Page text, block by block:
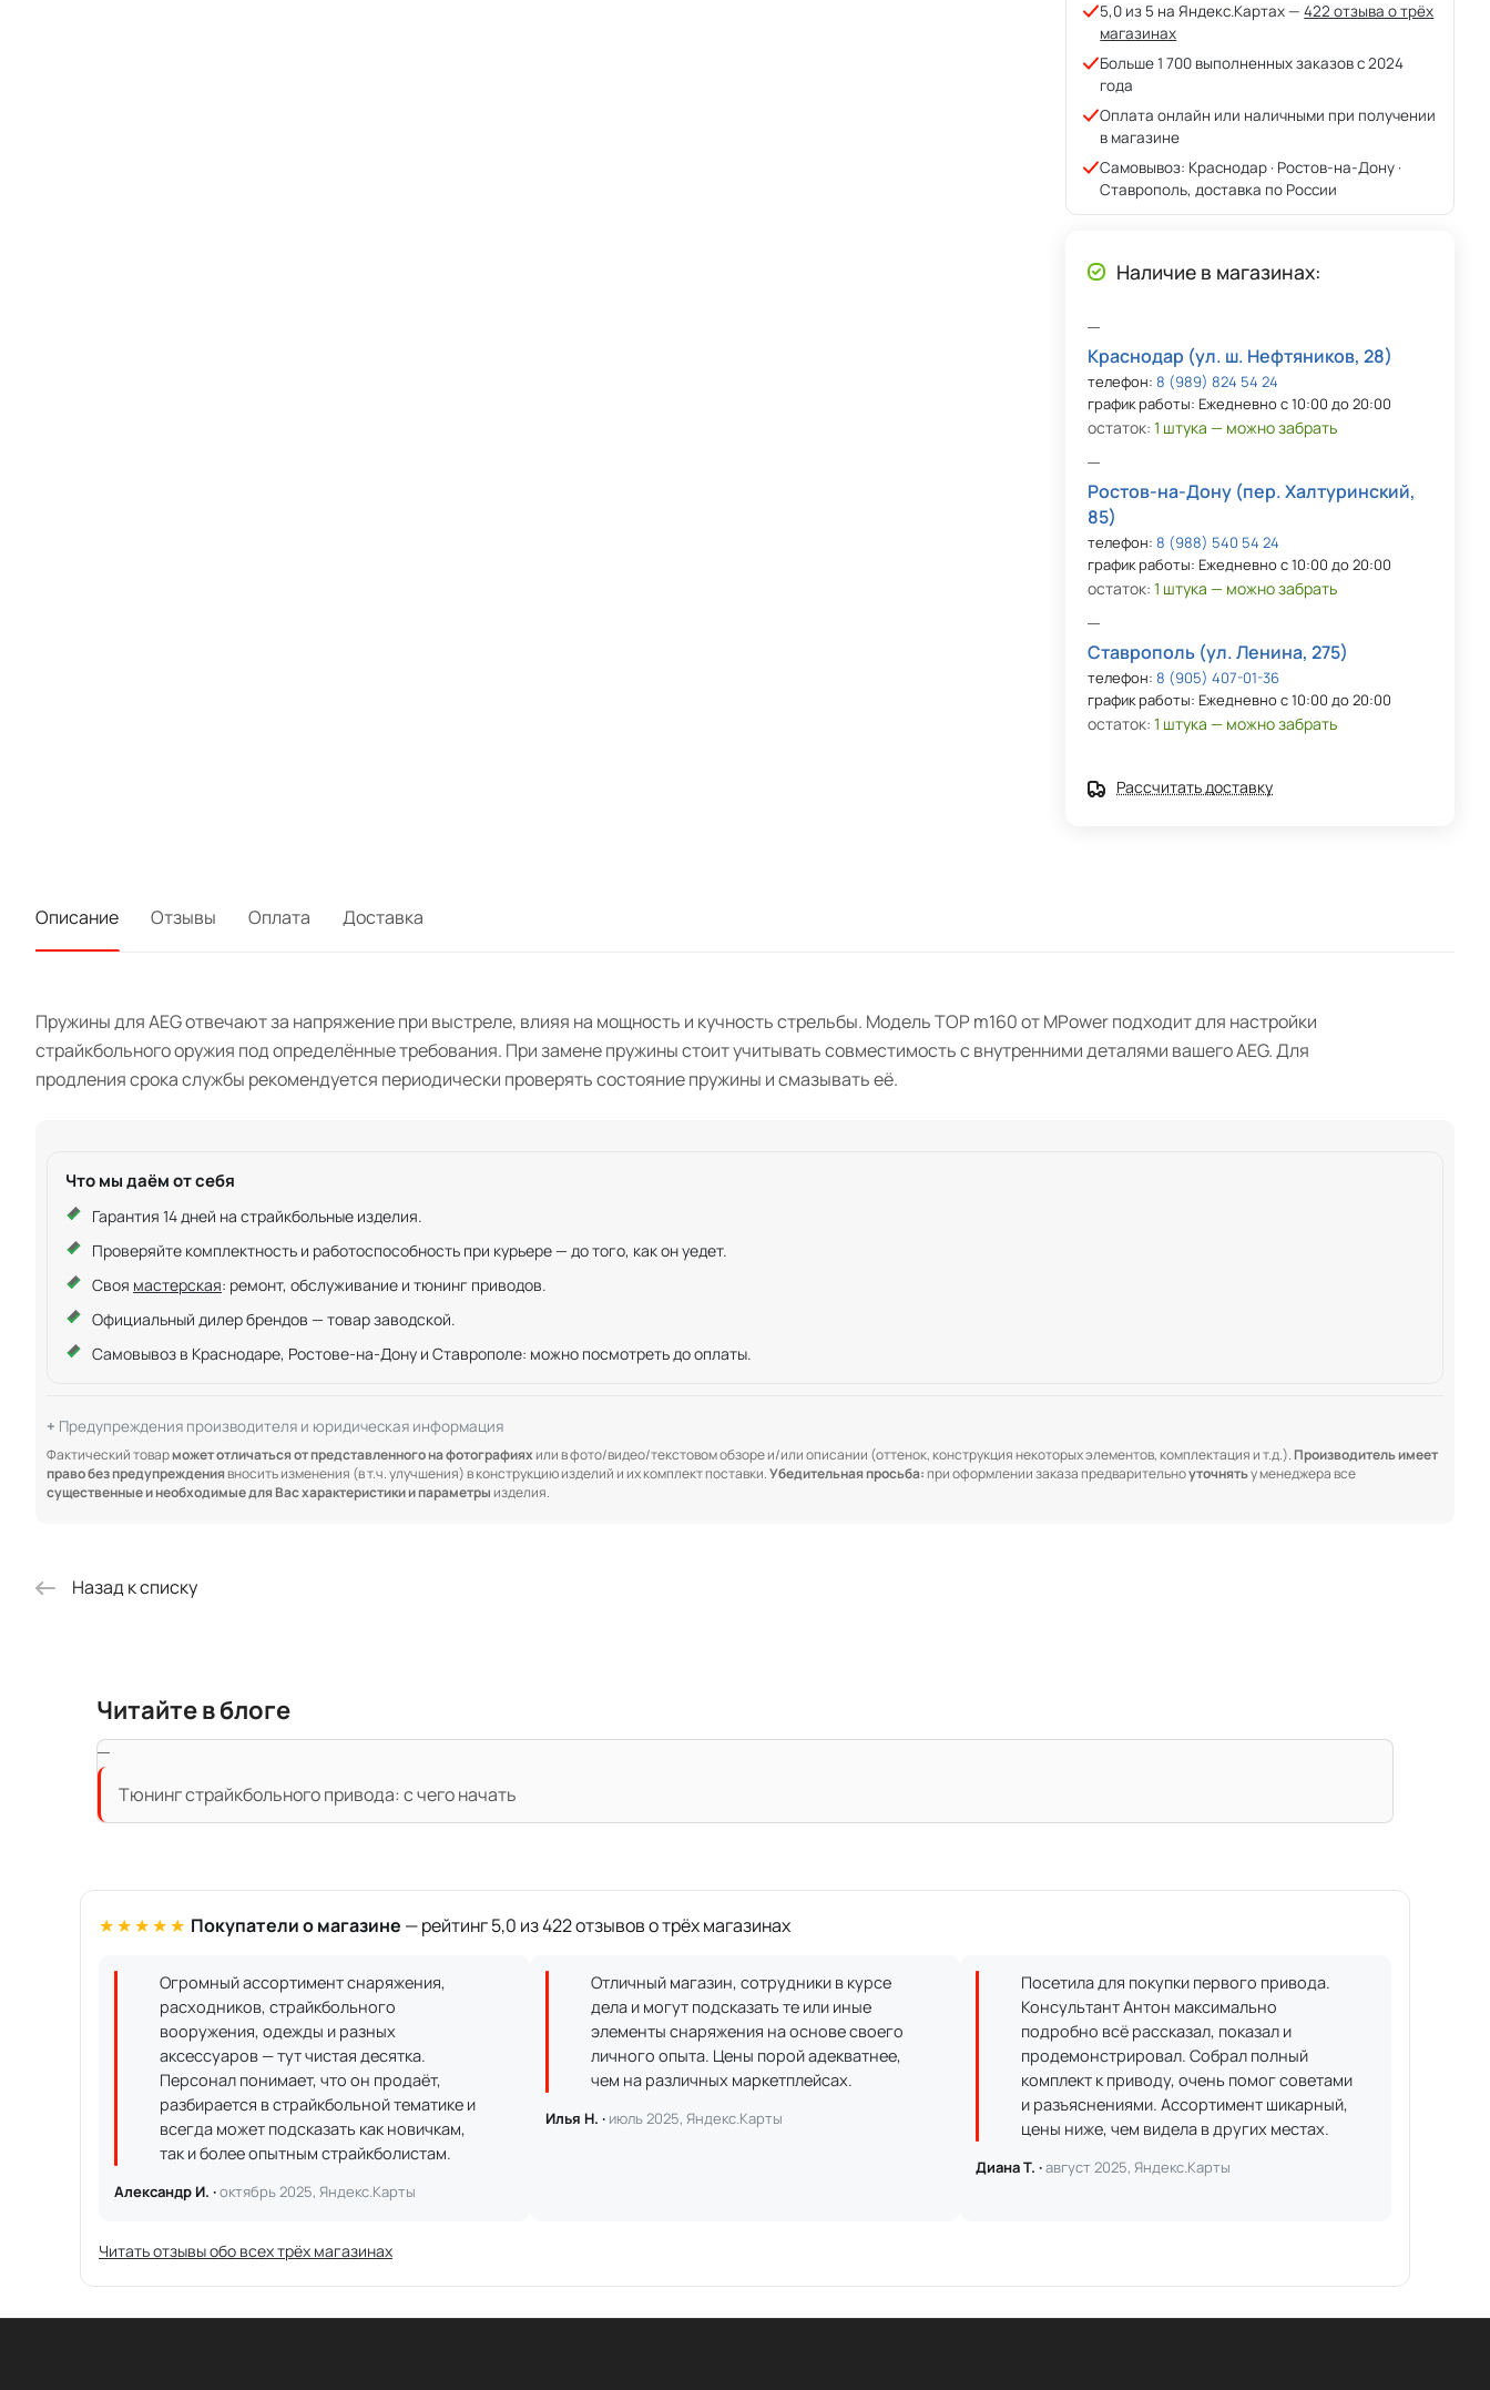
5,0 из 5 на Яндекс.Картах —422 отзыва о трёх
магазинах
Больше 1 700 выполненных заказов с 2024
года
Оплата онлайн или наличными при получении
в магазине
Самовывоз: Краснодар · Ростов-на-Дону ·
Ставрополь, доставка по России
Наличие в магазинах:
Краснодар (ул. ш. Нефтяников, 28)
телефон:8 (989) 824 54 24
график работы: Ежедневно с 10:00 до 20:00
остаток:1 штука — можно забрать
Ростов-на-Дону (пер. Халтуринский,
85)
телефон:8 (988) 540 54 24
график работы: Ежедневно с 10:00 до 20:00
остаток:1 штука — можно забрать
Ставрополь (ул. Ленина, 275)
телефон:8 (905) 407-01-36
график работы: Ежедневно с 10:00 до 20:00
остаток:1 штука — можно забрать
Рассчитать доставку
Описание Отзывы Оплата Доставка
Пружины для AEG отвечают за напряжение при выстреле, влияя на мощность и кучность стрельбы. Модель TOP m160 от MPower подходит для настройки
страйкбольного оружия под определённые требования. При замене пружины стоит учитывать совместимость с внутренними деталями вашего AEG. Для
продления срока службы рекомендуется периодически проверять состояние пружины и смазывать её.
Что мы даём от себя
Гарантия 14 дней на страйкбольные изделия.
Проверяйте комплектность и работоспособность при курьере — до того, как он уедет.
Своя мастерская: ремонт, обслуживание и тюнинг приводов.
Официальный дилер брендов — товар заводской.
Самовывоз в Краснодаре, Ростове-на-Дону и Ставрополе: можно посмотреть до оплаты.
Предупреждения производителя и юридическая информация
Фактический товарможет отличаться от представленного на фотографияхили в фото/видео/текстовом обзоре и/или описании (оттенок, конструкция некоторых элементов, комплектация и т.д.). Производитель имеет
право без предупреждениявносить изменения (в т.ч. улучшения) в конструкцию изделий и их комплект поставки.Убедительная просьба:при оформлении заказа предварительноуточнятьу менеджера все
существенные и необходимые для Вас характеристики и параметрыизделия.
Назад к списку
Читайте в блоге
Тюнинг страйкбольного привода: с чего начать
★★★★★ Покупатели о магазине — рейтинг 5,0 из 422 отзывов о трёх магазинах
Огромный ассортимент снаряжения,
расходников, страйкбольного
вооружения, одежды и разных
аксессуаров — тут чистая десятка.
Персонал понимает, что он продаёт,
разбирается в страйкбольной тематике и
всегда может подсказать как новичкам,
так и более опытным страйкболистам.
Александр И. ·октябрь 2025, Яндекс.Карты
Отличный магазин, сотрудники в курсе
дела и могут подсказать те или иные
элементы снаряжения на основе своего
личного опыта. Цены порой адекватнее,
чем на различных маркетплейсах.
Илья Н. · июль 2025, Яндекс.Карты
Посетила для покупки первого привода.
Консультант Антон максимально
подробно всё рассказал, показал и
продемонстрировал. Собрал полный
комплект к приводу, очень помог советами
и разъяснениями. Ассортимент шикарный,
цены ниже, чем видела в других местах.
Диана Т. ·август 2025, Яндекс.Карты
Читать отзывы обо всех трёх магазинах